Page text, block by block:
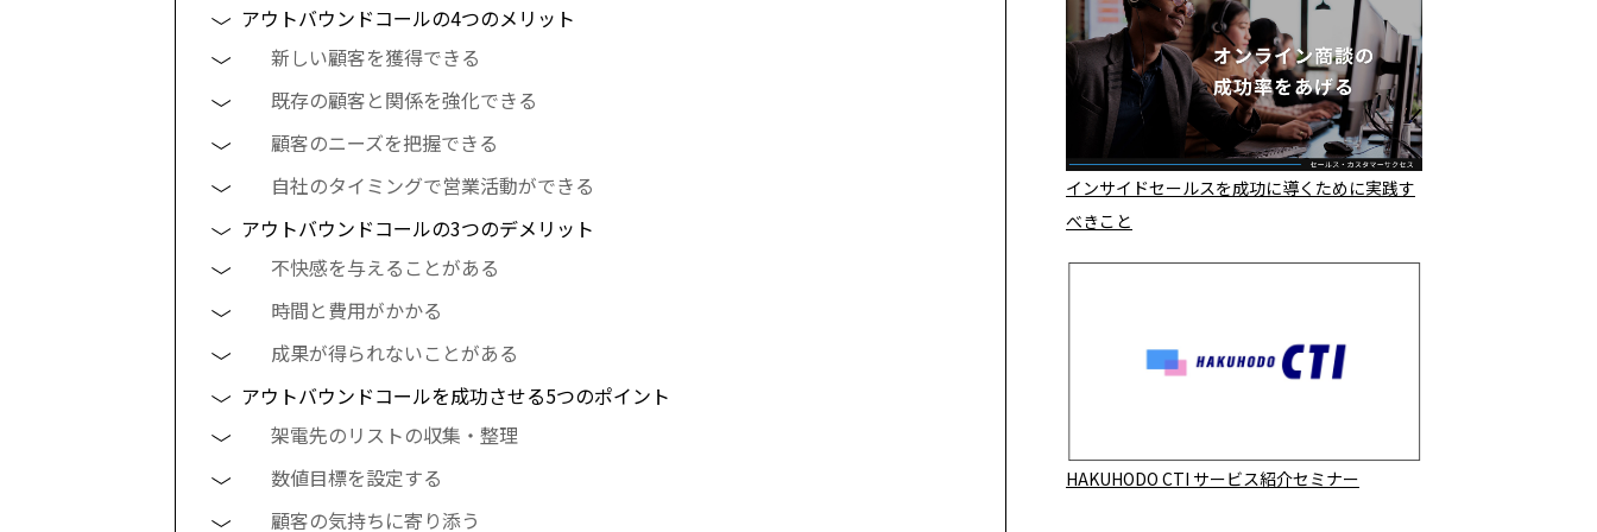
アウトバウンドコールの4つのメリット
新しい顧客を獲得できる
既存の顧客と関係を強化できる
顧客のニーズを把握できる
自社のタイミングで営業活動ができる
アウトバウンドコールの3つのデメリット
不快感を与えることがある
時間と費用がかかる
成果が得られないことがある
アウトバウンドコールを成功させる5つのポイント
架電先のリストの収集・整理
数値目標を設定する
顧客の気持ちに寄り添う
インサイドセールスを成功に導くために実践す
べきこと
HAKUHODO CTI サービス紹介セミナー